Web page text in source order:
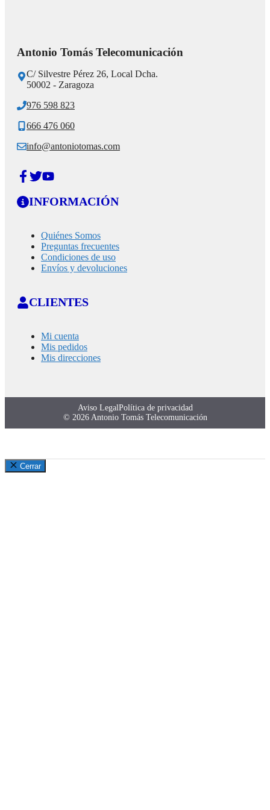
Antonio Tomás Telecomunicación
C/ Silvestre Pérez 26, Local Dcha.
50002 - Zaragoza
976 598 823
666 476 060
info@antoniotomas.com
INFORMACIÓN
Quiénes Somos
Preguntas frecuentes
Condiciones de uso
Envíos y devoluciones
CLIENTES
Mi cuenta
Mis pedidos
Mis direcciones
© 2026 Antonio Tomás Telecomunicación
Aviso LegalPolítica de privacidad
Cerrar